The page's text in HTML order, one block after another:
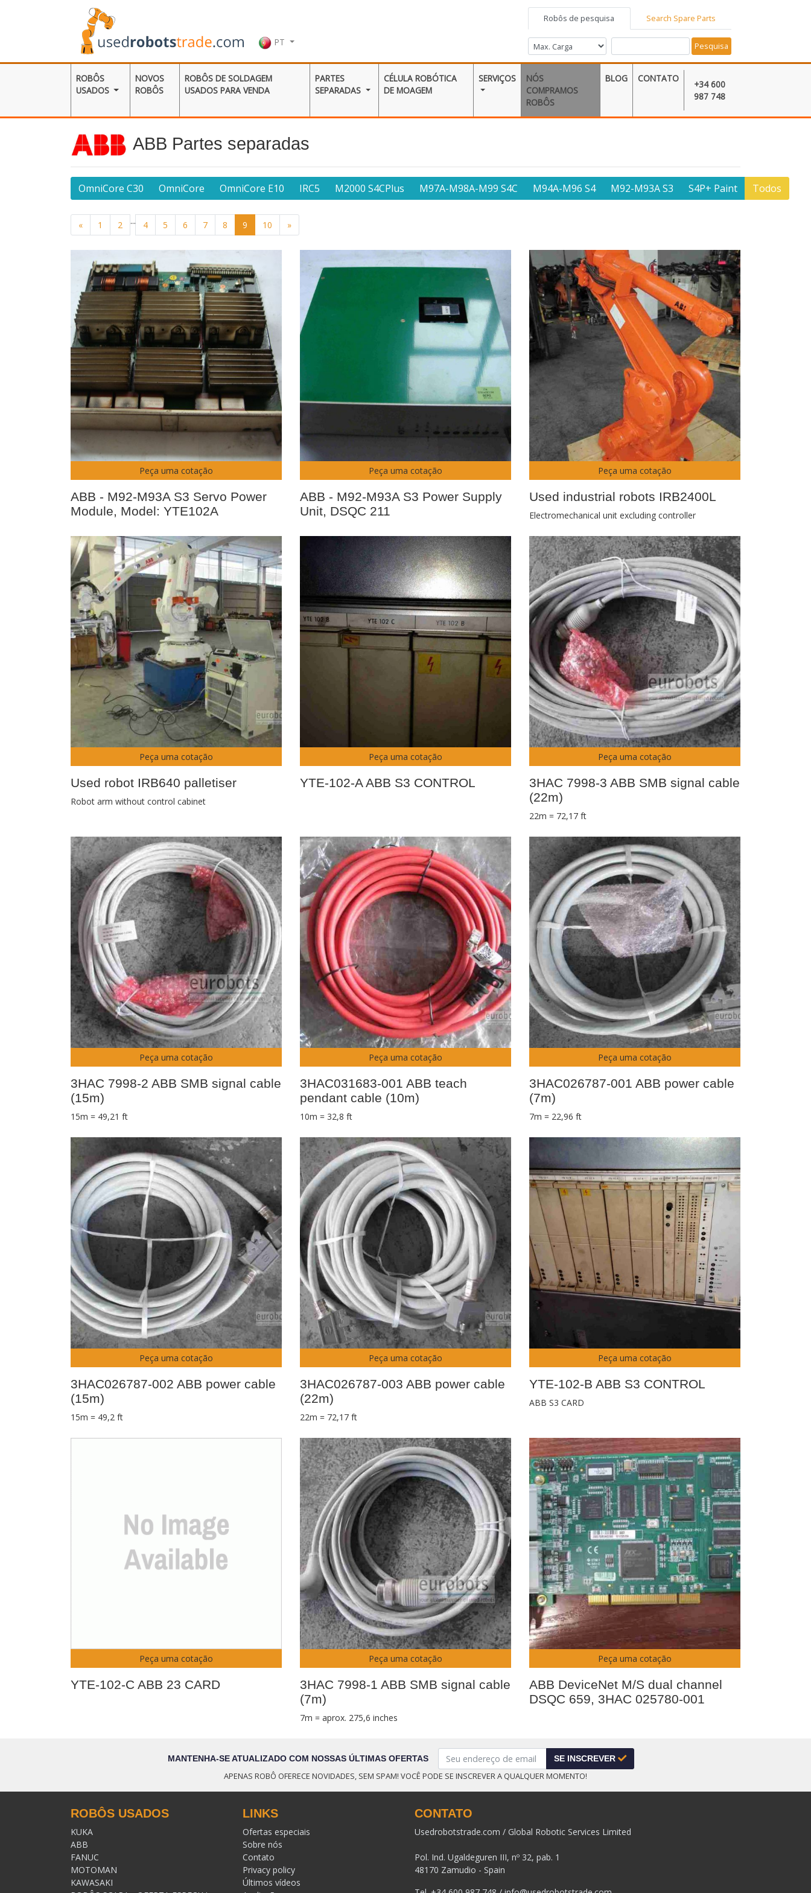
PT
Robôs de pesquisa Search Spare Parts
Pesquisa
ROBÔS
USADOS
NOVOS
ROBÔS
ROBÔS DE SOLDAGEM
USADOS ​​PARA VENDA
PARTES
SEPARADAS
CÉLULA ROBÓTICA
DE MOAGEM
SERVIÇOS
NÓS
COMPRAMOS
ROBÔS
BLOG CONTATO
+34 600
987 748
ABB Partes separadas
OmniCore C30 OmniCore OmniCore E10 IRC5 M2000 S4CPlus M97A-M98A-M99 S4C M94A-M96 S4 M92-M93A S3 S4P+ Paint Todos
« 1 2 ... 4 5 6 7 8 9 10 »
Peça uma cotação
ABB - M92-M93A S3 Servo Power
Module, Model: YTE102A
Peça uma cotação
ABB - M92-M93A S3 Power Supply
Unit, DSQC 211
Peça uma cotação
Used industrial robots IRB2400L
Electromechanical unit excluding controller
Peça uma cotação
Used robot IRB640 palletiser
Robot arm without control cabinet
Peça uma cotação
YTE-102-A ABB S3 CONTROL
Peça uma cotação
3HAC 7998-3 ABB SMB signal cable
(22m)
22m = 72,17 ft
Peça uma cotação
3HAC 7998-2 ABB SMB signal cable
(15m)
15m = 49,21 ft
Peça uma cotação
3HAC031683-001 ABB teach
pendant cable (10m)
10m = 32,8 ft
Peça uma cotação
3HAC026787-001 ABB power cable
(7m)
7m = 22,96 ft
Peça uma cotação
3HAC026787-002 ABB power cable
(15m)
15m = 49,2 ft
Peça uma cotação
3HAC026787-003 ABB power cable
(22m)
22m = 72,17 ft
Peça uma cotação
YTE-102-B ABB S3 CONTROL
ABB S3 CARD
Peça uma cotação
YTE-102-C ABB 23 CARD
Peça uma cotação
3HAC 7998-1 ABB SMB signal cable
(7m)
7m = aprox. 275,6 inches
Peça uma cotação
ABB DeviceNet M/S dual channel
DSQC 659, 3HAC 025780-001
MANTENHA-SE ATUALIZADO COM NOSSAS ÚLTIMAS OFERTAS SE INSCREVER
APENAS ROBÔ OFERECE NOVIDADES, SEM SPAM! VOCÊ PODE SE INSCREVER A QUALQUER MOMENTO!
ROBÔS USADOS
KUKA
ABB
FANUC
MOTOMAN
KAWASAKI
LINKS
Ofertas especiais
Sobre nós
Contato
Privacy policy
Últimos vídeos
CONTATO
Usedrobotstrade.com / Global Robotic Services Limited
Pol. Ind. Ugaldeguren III, nº 32, pab. 1
48170 Zamudio - Spain